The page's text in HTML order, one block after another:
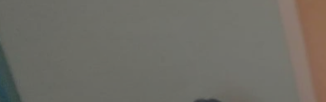
Lorem Ipsum is simply dummy